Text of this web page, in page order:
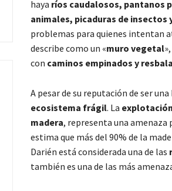
haya ríos caudalosos, pantanos
animales, picaduras de
problemas para quienes intentan
describe como un «muro vegetal
con caminos empinados y
A pesar de su reputación de ser
ecosistema frágil. La
madera, representa una amenaza
estima que más del 90% de la
Darién está considerada una de las
también es una de las más